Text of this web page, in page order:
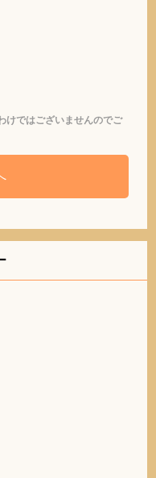
けではございませんのでご